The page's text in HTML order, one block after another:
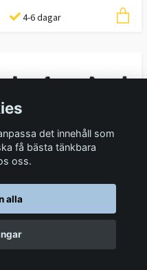
4-6 dagar
Pedders smörjbara
bladfjäderpaket Ford
det innehåll som
få bästa tänkbara
oss.
alla